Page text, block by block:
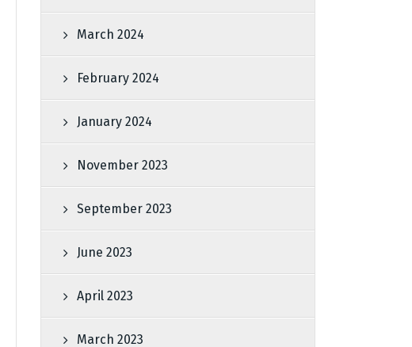
March 2024
February 2024
January 2024
November 2023
September 2023
June 2023
April 2023
March 2023